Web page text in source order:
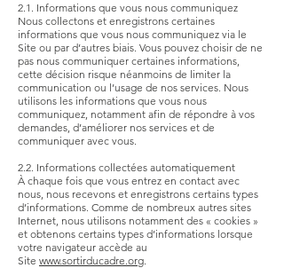
2.1. Informations que vous nous communiquez
Nous collectons et enregistrons certaines
informations que vous nous communiquez via le
Site ou par d’autres biais. Vous pouvez choisir de ne
pas nous communiquer certaines informations,
cette décision risque néanmoins de limiter la
communication ou l’usage de nos services. Nous
utilisons les informations que vous nous
communiquez, notamment afin de répondre à vos
demandes, d’améliorer nos services et de
communiquer avec vous.
2.2. Informations collectées automatiquement
À chaque fois que vous entrez en contact avec
nous, nous recevons et enregistrons certains types
d’informations. Comme de nombreux autres sites
Internet, nous utilisons notamment des « cookies »
et obtenons certains types d’informations lorsque
votre navigateur accède au
Site www.sortirducadre.org.